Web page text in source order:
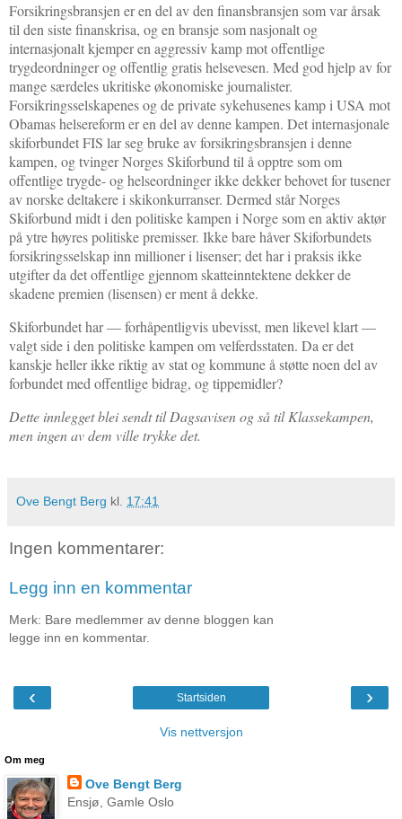
Forsikringsbransjen er en del av den finansbransjen som var årsak
til den siste finanskrisa, og en bransje som nasjonalt og
internasjonalt kjemper en aggressiv kamp mot offentlige
trygdeordninger og offentlig gratis helsevesen. Med god hjelp av for
mange særdeles ukritiske økonomiske journalister.
Forsikringsselskapenes og de private sykehusenes kamp i USA mot
Obamas helsereform er en del av denne kampen. Det internasjonale
skiforbundet FIS lar seg bruke av forsikringsbransjen i denne
kampen, og tvinger Norges Skiforbund til å opptre som om
offentlige trygde- og helseordninger ikke dekker behovet for tusener
av norske deltakere i skikonkurranser. Dermed står Norges
Skiforbund midt i den politiske kampen i Norge som en aktiv aktør
på ytre høyres politiske premisser. Ikke bare håver Skiforbundets
forsikringsselskap inn millioner i lisenser; det har i praksis ikke
utgifter da det offentlige gjennom skatteinntektene dekker de
skadene premien (lisensen) er ment å dekke.
Skiforbundet har — forhåpentligvis ubevisst, men likevel klart —
valgt side i den politiske kampen om velferdsstaten. Da er det
kanskje heller ikke riktig av stat og kommune å støtte noen del av
forbundet med offentlige bidrag, og tippemidler?
Dette innlegget blei sendt til Dagsavisen og så til Klassekampen,
men ingen av dem ville trykke det.
Ove Bengt Berg kl. 17:41
Ingen kommentarer:
Legg inn en kommentar
Merk: Bare medlemmer av denne bloggen kan
legge inn en kommentar.
‹ ›
Startsiden
Vis nettversjon
Om meg
Ove Bengt Berg
Ensjø, Gamle Oslo